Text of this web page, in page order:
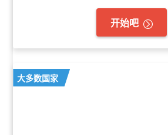
开始吧
大多数国家